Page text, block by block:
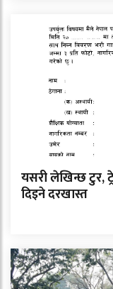
यसरी लेखिन्छ टुर,
दिइने दरखास्त